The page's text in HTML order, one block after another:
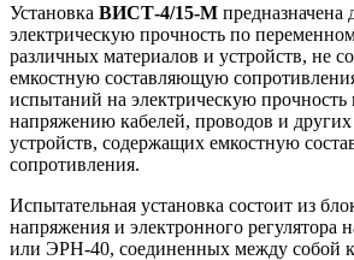
Установка ВИСТ-4/15-М предназначена
электрическую прочность по
различных материалов и устройств, не
емкостную составляющую
испытаний на электрическую
напряжению кабелей, проводов и других
устройств, содержащих емкостную
сопротивления.
Испытательная установка состоит из
напряжения и электронного
или ЭРН-40, соединенных между собой